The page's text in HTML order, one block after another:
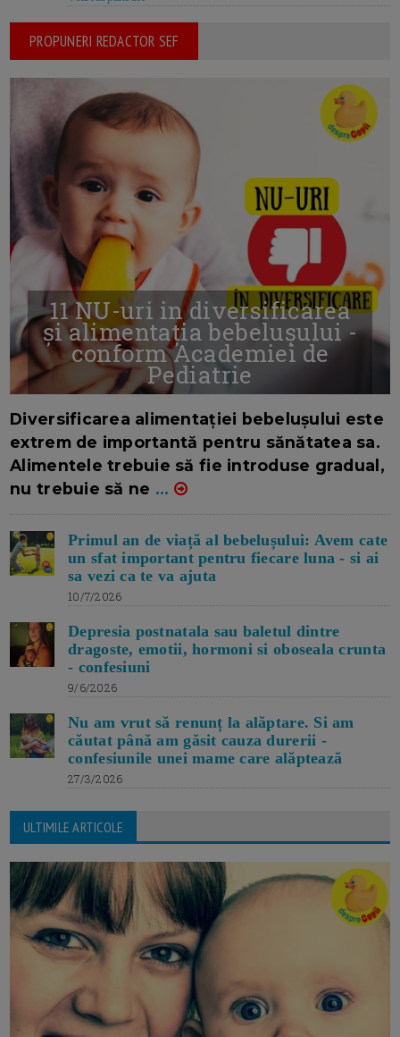
PROPUNERI REDACTOR SEF
11 NU-uri in diversificarea
și alimentația bebelușului -
conform Academiei de
Pediatrie
Diversificarea alimentației bebelușului este
extrem de importantă pentru sănătatea sa.
Alimentele trebuie să fie introduse gradual,
nu trebuie să ne ...
Primul an de viață al bebelușului: Avem cate
un sfat important pentru fiecare luna - si ai
sa vezi ca te va ajuta
10/7/2026
Depresia postnatala sau baletul dintre
dragoste, emotii, hormoni si oboseala crunta
- confesiuni
9/6/2026
Nu am vrut să renunț la alăptare. Si am
căutat până am găsit cauza durerii -
confesiunile unei mame care alăptează
27/3/2026
ULTIMILE ARTICOLE